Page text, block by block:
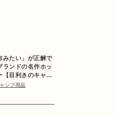
みたい」が正解で
ランドの名作ホッ
【目利きのキャン
ンプ用品